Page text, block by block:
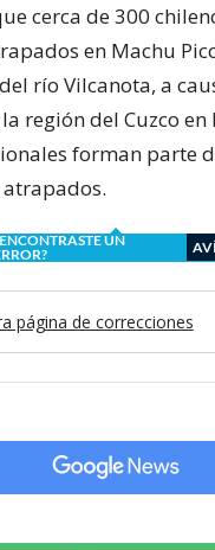
cerca de 300
en Machu
río Vilcanota, a
región del Cuzco en
forman parte
UN
página de correcciones